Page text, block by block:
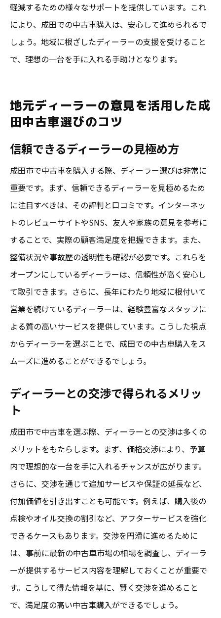
軽減するための様々なサポートを提供しています。これ
により、成田での中古車購入は、安心して進められるで
しょう。地域に根ざしたディーラーの支援を受けること
で、理想の一台を手に入れる手助けとなります。
地元ディーラーの意見を活用した成
田中古車選びのコツ
信頼できるディーラーの見極め方
成田市で中古車を購入する際、ディーラー選びは非常に
重要です。まず、信頼できるディーラーを見極めるため
に注目すべきは、その評判と口コミです。インターネッ
トのレビューサイトやSNS、友人や家族の意見を参考に
することで、実際の顧客満足度を把握できます。また、
整備状況や事故歴の透明性も確認が必要です。これらを
オープンにしているディーラーは、信頼性が高く安心し
て取引できます。さらに、長年にわたり地域に根付いて
営業を続けているディーラーは、経験豊富なスタッフに
よる質の高いサービスを提供しています。こうした視点
からディーラーを選ぶことで、成田での中古車購入をス
ムーズに進めることができるでしょう。
ディーラーとの交渉で得られるメリッ
ト
成田市で中古車を選ぶ際、ディーラーとの交渉は多くの
メリットをもたらします。まず、価格交渉により、予算
内で理想的な一台を手に入れるチャンスが広がります。
さらに、交渉を通じて追加サービスや保証の延長など、
付加価値を引き出すことも可能です。例えば、購入後の
点検やオイル交換の割引など、アフターサービスを強化
できるケースもあります。交渉を円滑に進めるために
は、事前に最新の中古車市場の相場を調査し、ディーラ
ーが提供するサービス内容を理解しておくことが重要で
す。こうして得た情報を基に、賢く交渉を進めること
で、満足度の高い中古車購入ができるでしょう。